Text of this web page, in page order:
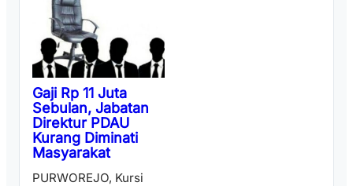
Gaji Rp 11 Juta
Sebulan, Jabatan
Direktur PDAU
Kurang Diminati
Masyarakat
PURWOREJO, Kursi